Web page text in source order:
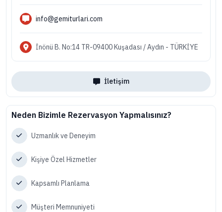
info@gemiturlari.com
İnönü B. No:14 TR-09400 Kuşadası / Aydın - TÜRKİYE
İletişim
Neden Bizimle Rezervasyon Yapmalısınız?
Uzmanlık ve Deneyim
Kişiye Özel Hizmetler
Kapsamlı Planlama
Müşteri Memnuniyeti